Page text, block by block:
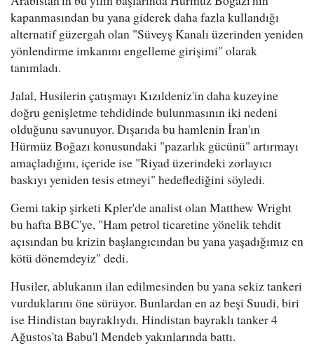
kapanmasından bu yana giderek daha fazla kullandığı
alternatif güzergah olan "Süveyş Kanalı üzerinden yeniden
yönlendirme imkanını engelleme girişimi" olarak
tanımladı.
Jalal, Husilerin çatışmayı Kızıldeniz'in daha kuzeyine
doğru genişletme tehdidinde bulunmasının iki nedeni
olduğunu savunuyor. Dışarıda bu hamlenin İran'ın
Hürmüz Boğazı konusundaki "pazarlık gücünü" artırmayı
amaçladığını, içeride ise "Riyad üzerindeki zorlayıcı
baskıyı yeniden tesis etmeyi" hedeflediğini söyledi.
Gemi takip şirketi Kpler'de analist olan Matthew Wright
bu hafta BBC'ye, "Ham petrol ticaretine yönelik tehdit
açısından bu krizin başlangıcından bu yana yaşadığımız en
kötü dönemdeyiz" dedi.
Husiler, ablukanın ilan edilmesinden bu yana sekiz tankeri
vurduklarını öne sürüyor. Bunlardan en az beşi Suudi, biri
ise Hindistan bayraklıydı. Hindistan bayraklı tanker 4
Ağustos'ta Babu'l Mendeb yakınlarında battı.